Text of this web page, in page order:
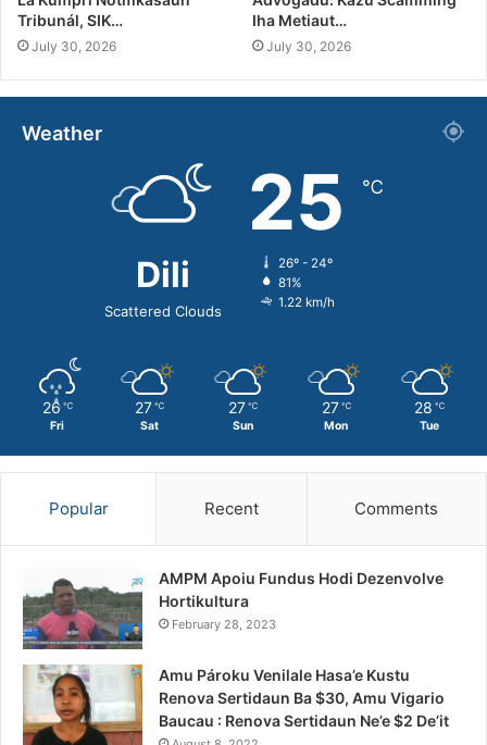
Tribunál, SIK…
July 30, 2026
Iha Metiaut…
July 30, 2026
Weather
Dili
Scattered Clouds
25 ℃
26º - 24º
81%
1.22 km/h
26 ℃
Fri
27 ℃
Sat
27 ℃
Sun
27 ℃
Mon
28 ℃
Tue
Popular Recent Comments
AMPM Apoiu Fundus Hodi Dezenvolve
Hortikultura
February 28, 2023
Amu Pároku Venilale Hasa’e Kustu
Renova Sertidaun Ba $30, Amu Vigario
Baucau : Renova Sertidaun Ne’e $2 De’it